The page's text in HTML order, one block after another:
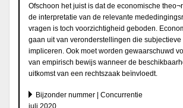
Ofschoon het juist is dat de economische
de interpretatie van de relevante
vragen is toch voorzichtigheid geboden.
gaan uit van veronderstellingen die subjectieve
impliceren. Ook moet worden gewaarschuwd
van empirisch bewijs wanneer de
uitkomst van een rechtszaak beïnvloedt.
Bijzonder nummer | Concurrentie